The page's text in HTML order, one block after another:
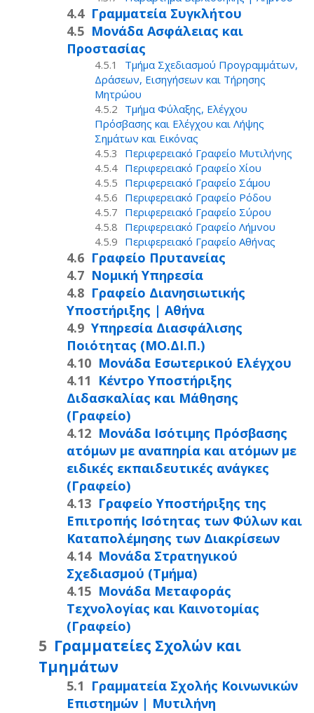
Γραμματεία Συγκλήτου
Μονάδα Ασφάλειας και
Προστασίας
Τμήμα Σχεδιασμού Προγραμμάτων,
Δράσεων, Εισηγήσεων και Τήρησης
Μητρώου
Τμήμα Φύλαξης, Ελέγχου
Πρόσβασης και Ελέγχου και Λήψης
Σημάτων και Εικόνας
Περιφερειακό Γραφείο Μυτιλήνης
Περιφερειακό Γραφείο Χίου
Περιφερειακό Γραφείο Σάμου
Περιφερειακό Γραφείο Ρόδου
Περιφερειακό Γραφείο Σύρου
Περιφερειακό Γραφείο Λήμνου
Περιφερειακό Γραφείο Αθήνας
Γραφείο Πρυτανείας
Νομική Υπηρεσία
Γραφείο Διανησιωτικής
Υποστήριξης | Αθήνα
Υπηρεσία Διασφάλισης
Ποιότητας (ΜΟ.ΔΙ.Π.)
Μονάδα Εσωτερικού Ελέγχου
Κέντρο Υποστήριξης
Διδασκαλίας και Μάθησης
(Γραφείο)
Μονάδα Ισότιμης Πρόσβασης
ατόμων με αναπηρία και ατόμων με
ειδικές εκπαιδευτικές ανάγκες
(Γραφείο)
Γραφείο Υποστήριξης της
Επιτροπής Ισότητας των Φύλων και
Καταπολέμησης των Διακρίσεων
Μονάδα Στρατηγικού
Σχεδιασμού (Τμήμα)
Μονάδα Μεταφοράς
Τεχνολογίας και Καινοτομίας
(Γραφείο)
Γραμματείες Σχολών και
Τμημάτων
Γραμματεία Σχολής Κοινωνικών
Επιστημών | Μυτιλήνη